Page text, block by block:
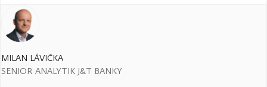
MILAN LÁVIČKA
SENIOR ANALYTIK J&T BANKY